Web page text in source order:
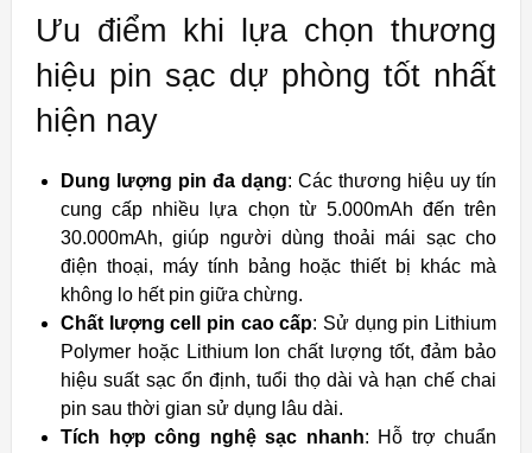
Ưu điểm khi lựa chọn thương
hiệu pin sạc dự phòng tốt nhất
hiện nay
Dung lượng pin đa dạng: Các thương hiệu uy tín
cung cấp nhiều lựa chọn từ 5.000mAh đến trên
30.000mAh, giúp người dùng thoải mái sạc cho
điện thoại, máy tính bảng hoặc thiết bị khác mà
không lo hết pin giữa chừng.
Chất lượng cell pin cao cấp: Sử dụng pin Lithium
Polymer hoặc Lithium Ion chất lượng tốt, đảm bảo
hiệu suất sạc ổn định, tuổi thọ dài và hạn chế chai
pin sau thời gian sử dụng lâu dài.
Tích hợp công nghệ sạc nhanh: Hỗ trợ chuẩn